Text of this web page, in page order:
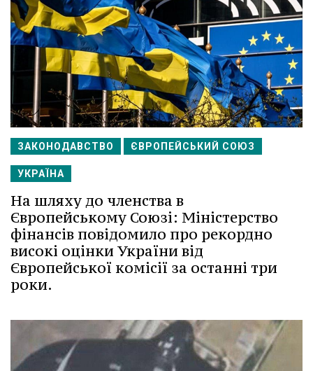
ЗАКОНОДАВСТВО ЄВРОПЕЙСЬКИЙ СОЮЗ
УКРАЇНА
На шляху до членства в
Європейському Союзі: Міністерство
фінансів повідомило про рекордно
високі оцінки України від
Європейської комісії за останні три
роки.